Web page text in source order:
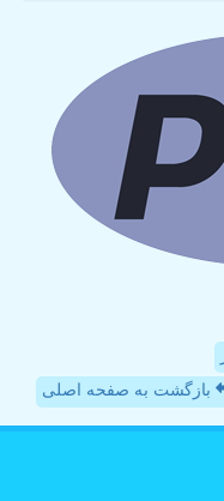
بازگشت به صفحه اصلی